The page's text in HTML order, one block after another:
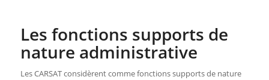
Les fonctions supports de
nature administrative
Les CARSAT considèrent comme fonctions supports de nature